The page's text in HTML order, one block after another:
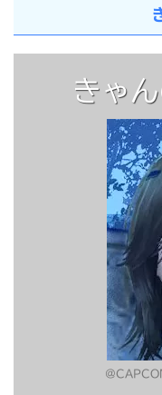
きゃ
＠